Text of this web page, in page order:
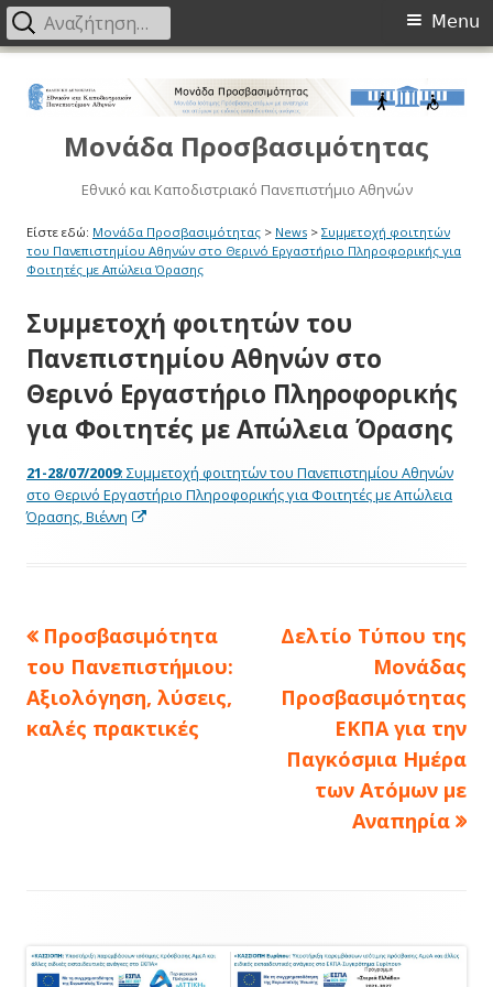
περιεχόμενο
Μονάδα Προσβασιμότητας
Εθνικό και Καποδιστριακό Πανεπιστήμιο Αθηνών
Primary
Menu
Menu
Αναζήτηση
Είστε εδώ: Μονάδα Προσβασιμότητας > News > Συμμετοχή φοιτητών
του Πανεπιστημίου Αθηνών στο Θερινό Εργαστήριο Πληροφορικής για
Φοιτητές με Απώλεια Όρασης
Συμμετοχή φοιτητών του
Πανεπιστημίου Αθηνών στο
Θερινό Εργαστήριο Πληροφορικής
για Φοιτητές με Απώλεια Όρασης
21-28/07/2009: Συμμετοχή φοιτητών του Πανεπιστημίου Αθηνών
στο Θερινό Εργαστήριο Πληροφορικής για Φοιτητές με Απώλεια
Όρασης, Βιέννη
Πλοήγηση
άρθρων
Previous
article:
Προσβασιμότητα
του Πανεπιστήμιου:
Αξιολόγηση, λύσεις,
καλές πρακτικές
Next
Δελτίο Τύπου της
Μονάδας
Προσβασιμότητας
ΕΚΠΑ για την
Παγκόσμια Ημέρα
των Ατόμων με
Αναπηρία